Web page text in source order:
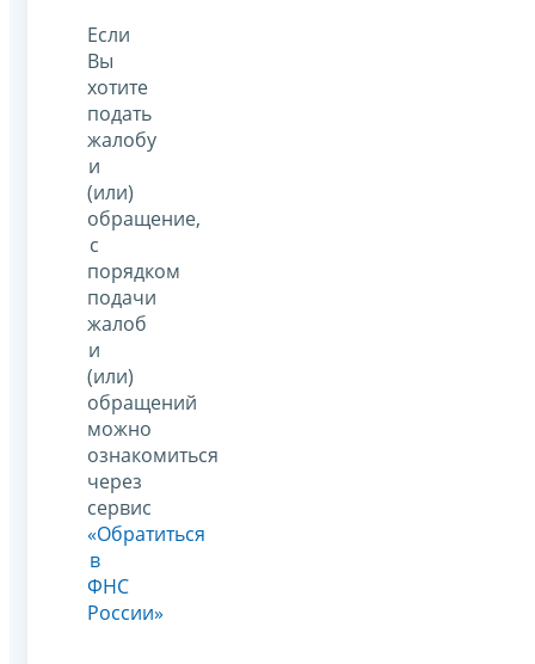
Если
Вы
хотите
подать
жалобу
и
(или)
обращение,
с
порядком
подачи
жалоб
и
(или)
обращений
можно
ознакомиться
через
сервис
«Обратиться
в
ФНС
России»